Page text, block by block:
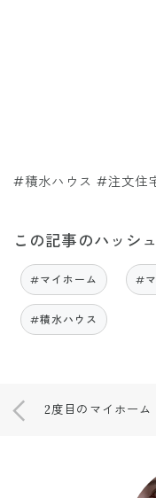
#積水ハウス #注文住
この記事のハッシ
#マイホーム #
#積水ハウス
2度目のマイホーム